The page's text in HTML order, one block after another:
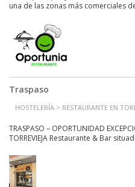
una de las zonas más comerciales
Traspaso
HOSTELERÍA > RESTAURANTE EN
TRASPASO – OPORTUNIDAD
TORREVIEJA Restaurante & Bar